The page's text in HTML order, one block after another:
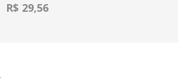
R$ 29,56